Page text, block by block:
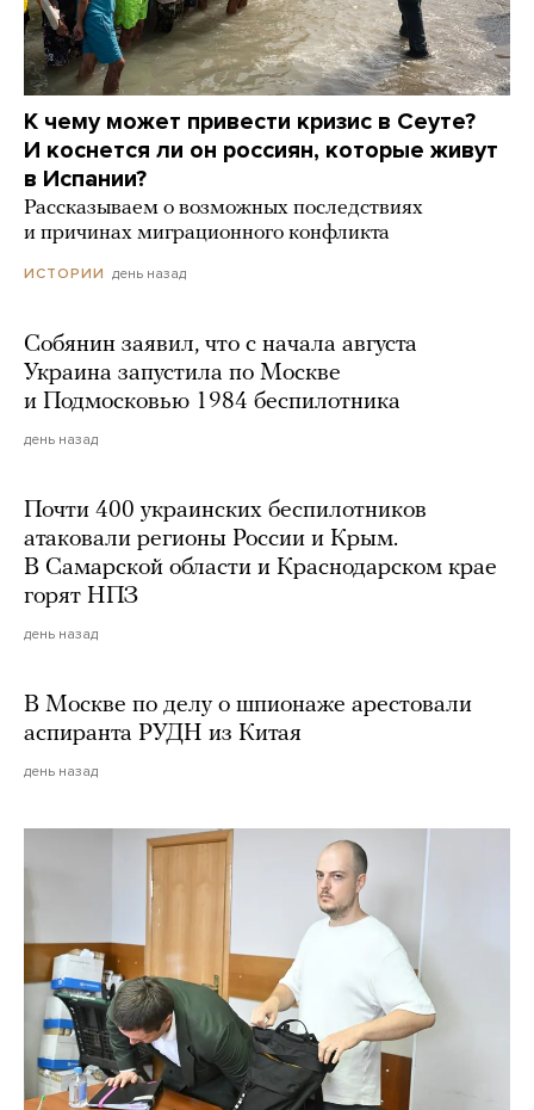
К чему может привести кризис в Сеуте?
И коснется ли он россиян, которые живут
в Испании?
Рассказываем о возможных последствиях
и причинах миграционного конфликта
ИСТОРИИ день назад
Собянин заявил, что с начала августа
Украина запустила по Москве
и Подмосковью 1984 беспилотника
день назад
Почти 400 украинских беспилотников
атаковали регионы России и Крым.
В Самарской области и Краснодарском крае
горят НПЗ
день назад
В Москве по делу о шпионаже арестовали
аспиранта РУДН из Китая
день назад